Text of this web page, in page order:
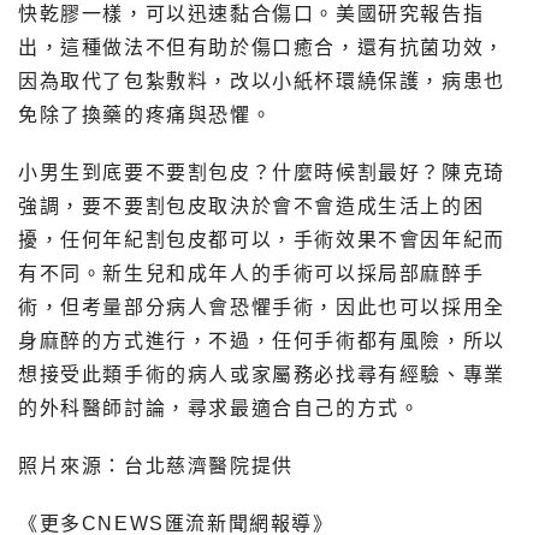
快乾膠一樣，可以迅速黏合傷口。美國研究報告指
出，這種做法不但有助於傷口癒合，還有抗菌功效，
因為取代了包紮敷料，改以小紙杯環繞保護，病患也
免除了換藥的疼痛與恐懼。
小男生到底要不要割包皮？什麼時候割最好？陳克琦
強調，要不要割包皮取決於會不會造成生活上的困
擾，任何年紀割包皮都可以，手術效果不會因年紀而
有不同。新生兒和成年人的手術可以採局部麻醉手
術，但考量部分病人會恐懼手術，因此也可以採用全
身麻醉的方式進行，不過，任何手術都有風險，所以
想接受此類手術的病人或家屬務必找尋有經驗、專業
的外科醫師討論，尋求最適合自己的方式。
照片來源：台北慈濟醫院提供
《更多CNEWS匯流新聞網報導》